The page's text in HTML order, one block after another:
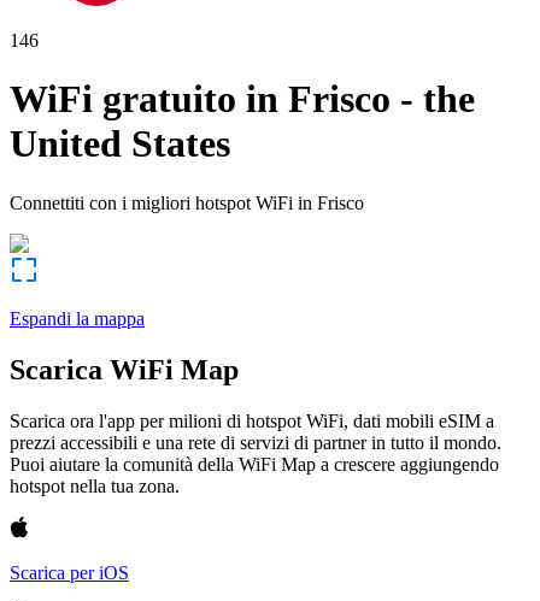
146
WiFi gratuito in Frisco - the
United States
Connettiti con i migliori hotspot WiFi in Frisco
Espandi la mappa
Scarica WiFi Map
Scarica ora l'app per milioni di hotspot WiFi, dati mobili eSIM a
prezzi accessibili e una rete di servizi di partner in tutto il mondo.
Puoi aiutare la comunità della WiFi Map a crescere aggiungendo
hotspot nella tua zona.
Scarica per iOS